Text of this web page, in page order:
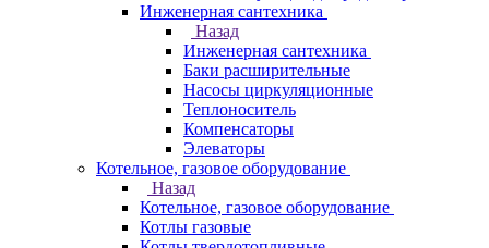
Инженерная сантехника
Назад
Инженерная сантехника
Баки расширительные
Насосы циркуляционные
Теплоноситель
Компенсаторы
Элеваторы
Котельное, газовое оборудование
Назад
Котельное, газовое оборудование
Котлы газовые